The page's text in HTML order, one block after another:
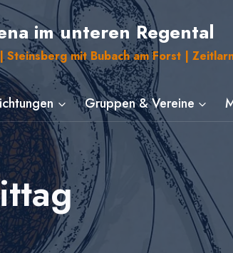
im unteren Regental
mit Bubach am Forst |
Gruppen & Vereine